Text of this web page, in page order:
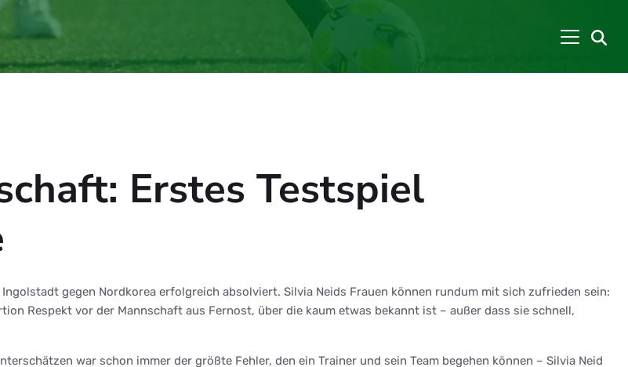
Erstes Testspiel
gegen Nordkorea erfolgreich absolviert. Silvia Neids Frauen können rundum mit sich zufrieden sein:
Respekt vor der Mannschaft aus Fernost, über die kaum etwas bekannt ist – außer dass sie schnell,
war schon immer der größte Fehler, den ein Trainer und sein Team begehen können – Silvia Neid